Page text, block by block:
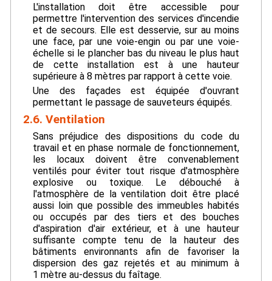
L'installation doit être accessible pour
permettre l'intervention des services d'incendie
et de secours. Elle est desservie, sur au moins
une face, par une voie-engin ou par une voie-
échelle si le plancher bas du niveau le plus haut
de cette installation est à une hauteur
supérieure à 8 mètres par rapport à cette voie.
Une des façades est équipée d'ouvrant
permettant le passage de sauveteurs équipés.
2.6. Ventilation
Sans préjudice des dispositions du code du
travail et en phase normale de fonctionnement,
les locaux doivent être convenablement
ventilés pour éviter tout risque d'atmosphère
explosive ou toxique. Le débouché à
l'atmosphère de la ventilation doit être placé
aussi loin que possible des immeubles habités
ou occupés par des tiers et des bouches
d'aspiration d'air extérieur, et à une hauteur
suffisante compte tenu de la hauteur des
bâtiments environnants afin de favoriser la
dispersion des gaz rejetés et au minimum à
1 mètre au-dessus du faîtage.